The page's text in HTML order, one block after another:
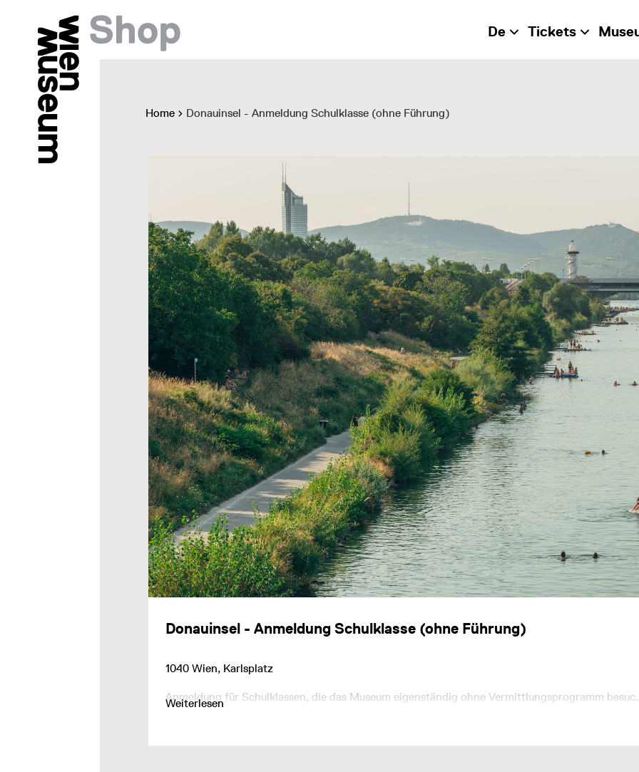
De Tickets
Home Donauinsel - Anmeldung Schulklasse (ohne Führung)
Donauinsel - Anmeldung Schulklasse (ohne Führung)
1040 Wien, Karlsplatz
Anmeldung für Schulklassen, die das Museum eigenständig ohne Vermittlungsprogramm
Weiterlesen